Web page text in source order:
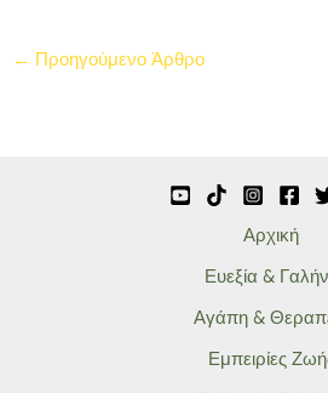
← Προηγούμενο Άρθρο
Αρχική
Ευεξία &
Αγάπη &
Εμπειρίες